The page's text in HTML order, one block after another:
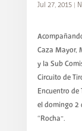
Jul 27, 2015|
Caza Mayor,
y la Sub
Circuito de
Encuentro de
el domingo 2
“Rocha”.